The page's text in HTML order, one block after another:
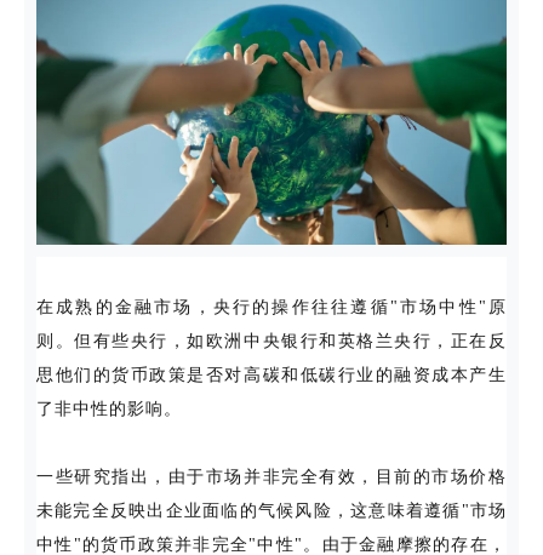
在成熟的金融市场，央行的操作往往遵循"市场中性"原
则。但有些央行，如欧洲中央银行和英格兰央行，正在反
思他们的货币政策是否对高碳和低碳行业的融资成本产生
了非中性的影响。
一些研究指出，由于市场并非完全有效，目前的市场价格
未能完全反映出企业面临的气候风险，这意味着遵循"市场
中性"的货币政策并非完全"中性"。由于金融摩擦的存在，